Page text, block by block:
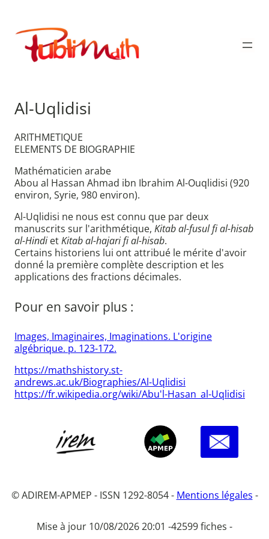
contenu
Publimath
Al-Uqlidisi
ARITHMETIQUE
ELEMENTS DE BIOGRAPHIE
Mathématicien arabe
Abou al Hassan Ahmad ibn Ibrahim Al-Ouqlidisi (920
environ, Syrie, 980 environ).
Al-Uqlidisi ne nous est connu que par deux
manuscrits sur l'arithmétique, Kitab al-fusul fi al-hisab
al-Hindi etKitab al-hajari fi al-hisab.
Certains historiens lui ont attribué le mérite d'avoir
donné la première complète description et les
applications des fractions décimales.
Pour en savoir plus :
Images, Imaginaires, Imaginations. L'origine
algébrique. p. 123-172.
https://mathshistory.st-
andrews.ac.uk/Biographies/Al-Uqlidisi
https://fr.wikipedia.org/wiki/Abu'l-Hasan_al-Uqlidisi
© ADIREM-APMEP - ISSN 1292-8054 - Mentions légales -
Mise à jour 10/08/2026 20:01 -42599 fiches -